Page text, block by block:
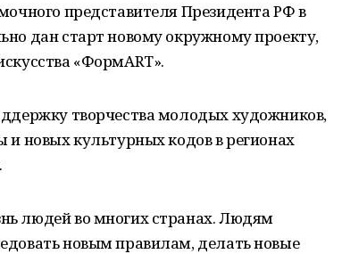
представителя Президента РФ в
дан старт новому окружному проекту,
«ФормАRТ».
творчества молодых художников,
и новых культурных кодов в регионах
людей во многих странах. Людям
новым правилам, делать новые